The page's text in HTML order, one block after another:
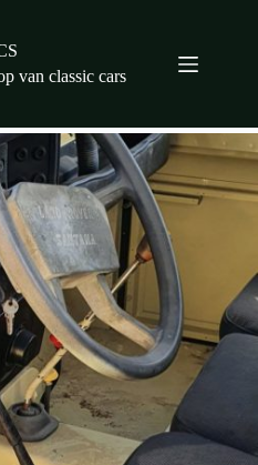
van classic cars